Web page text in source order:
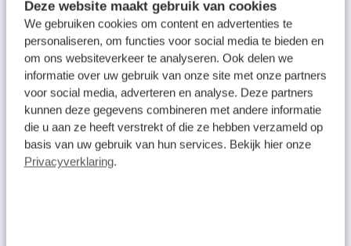
Deze website maakt gebruik van cookies
We gebruiken cookies om content en advertenties te
personaliseren, om functies voor social media te bieden en
om ons websiteverkeer te analyseren. Ook delen we
informatie over uw gebruik van onze site met onze partners
voor social media, adverteren en analyse. Deze partners
kunnen deze gegevens combineren met andere informatie
die u aan ze heeft verstrekt of die ze hebben verzameld op
basis van uw gebruik van hun services. Bekijk hier onze
Privacyverklaring.
Niet toegestaan: Oplossing:
afrasteringspalen
inleveren als
bielzen/geïmpregneerd
hout
bielzen
inleveren als